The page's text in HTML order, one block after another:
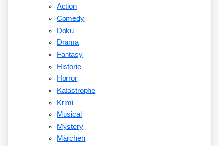
Action
Comedy
Doku
Drama
Fantasy
Historie
Horror
Katastrophe
Krimi
Musical
Mystery
Märchen